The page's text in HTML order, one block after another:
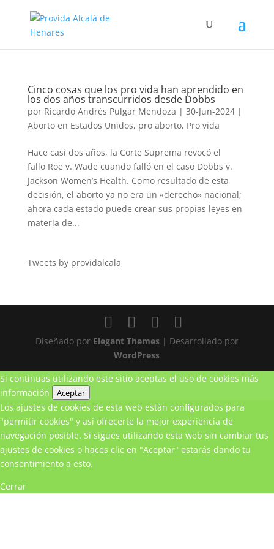
Cinco cosas que los pro vida han aprendido en
los dos años transcurridos desde Dobbs
por Ricardo Andrés Pulgar Mendoza | 30-Jun-2024|
Aborto en Estados Unidos, pro aborto, Pro vida
Hace casi dos años, la Corte Suprema revocó el
fallo Roe v. Wade cuando falló en el caso Dobbs v.
Jackson Women’s Health. Como resultado de esta
decisión, el aborto ya no era un «derecho» nacional;
ahora cada estado puede crear sus propias leyes en
materia de...
Tweets by providalcala
Diseñado por Elegant Themes| Desarrollado por
WordPress
Si continuas utilizando este sitio aceptas el uso de cookies más
información
Aceptar
Los ajustes de cookies de esta web están configurados para
"permitir cookies" y así ofrecerte la mejor experiencia de
navegación posible. Si sigues utilizando esta web sin cambiar tus
ajustes de cookies o haces clic en "Aceptar" estarás dando tu
consentimiento a esto.
Cerrar